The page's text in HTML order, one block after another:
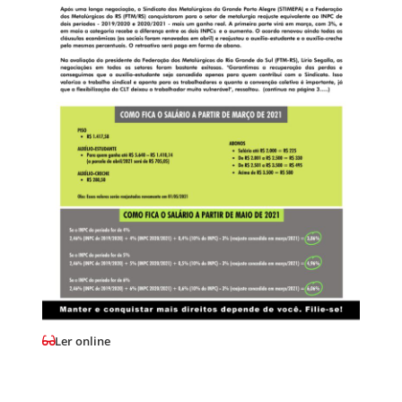
Ler online